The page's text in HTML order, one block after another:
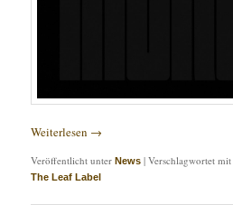
Weiterlesen →
Veröffentlicht unter News |Verschlagwortet mit
The Leaf Label